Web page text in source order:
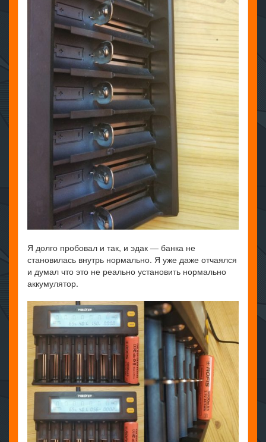
Я долго пробовал и так, и эдак — банка не
становилась внутрь нормально. Я уже даже отчаялся
и думал что это не реально установить нормально
аккумулятор.